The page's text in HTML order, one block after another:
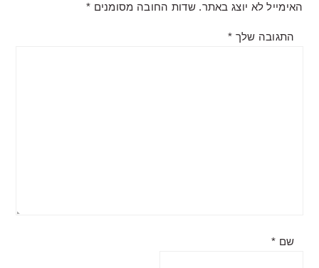
האימייל לא יוצג באתר. שדות החובה מסומנים *
התגובה שלך *
שם *